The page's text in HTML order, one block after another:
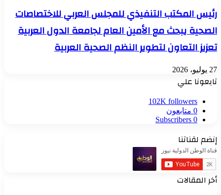
رئيس المكتب التنفيذي للمجلس العربي للاختصاصات
الصحية يبحث مع الأمين العام لجامعة الدول العربية
تعزيز التعاون لتطوير النظم الصحية العربية
27 يوليو، 2026
تابعونا علي
102K followers
0 متابعون
0
Subscribers
إنضم لقناتنا
أخر المقالات